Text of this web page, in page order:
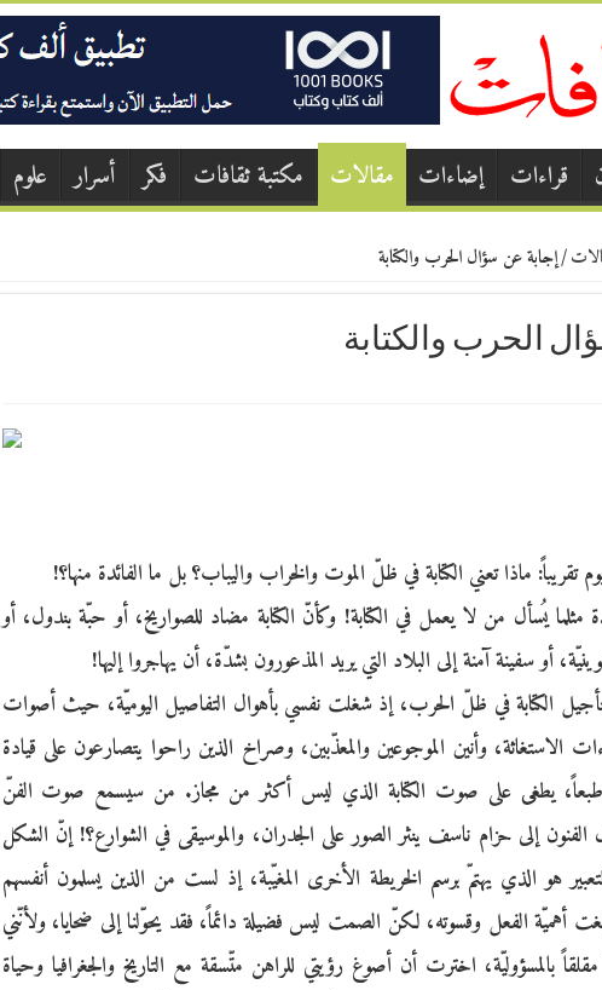
قراءات إضاءات مقالات مكتبة ثقافات فكر أسرار علوم
/إجابة عن سؤال الحرب والكتابة
الحرب والكتابة
ماذا تعني الكتابة في ظلّ الموت والخراب واليباب؟ بل ما الفائدة منها؟!
مثلما يُسأل من لا يعمل في الكتابة! وكأنّ الكتابة مضاد للصواريخ، أو حبّة بندول، أو
أو سفينة آمنة إلى البلاد التي يريد المذعورون بشدّة، أن يهاجروا إليها!
الكتابة في ظلّ الحرب، إذ شغلت نفسي بأهوال التفاصيل اليوميّة، حيث أصوات
الاستغاثة، وأنين الموجوعين والمعذّبين، وصراخ الذين راحوا يتصارعون على قيادة
طبعاً، يطغى على صوت الكتابة الذي ليس أكثر من مجاز. من سيسمع صوت الفنّ
إلى حزام ناسف ينثر الصور على الجدران، والموسيقى في الشوارع؟! إنّ الشكل
هو الذي يهتمّ برسم الخريطة الأخرى المغيّبة، إذ لست من الذين يسلمون أنفسهم
أهميّة الفعل وقسوته، لكنّ الصمت ليس فضيلة دائماً، فقد يحوّلنا إلى ضحايا، ولأنّني
بالمسؤوليّة، اخترت أن أصوغ رؤيتي للراهن متّسقة مع التاريخ والجغرافيا وحياة